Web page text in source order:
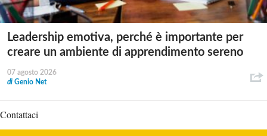
Leadership emotiva, perché è importante per
creare un ambiente di apprendimento sereno
07 agosto 2026
di Genio Net
Contattaci